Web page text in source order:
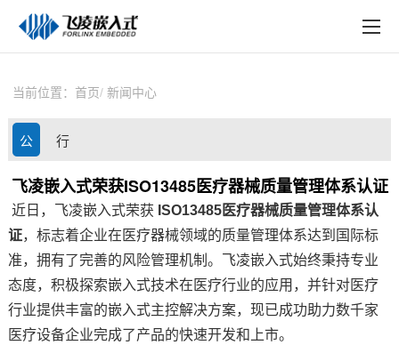
技术与支持
在线文档
方案定制
天猫商城
在线购买
当前位置： 首页 新闻中心
公
司
动
态
行
业
资
讯
飞凌嵌入式荣获ISO13485医疗器械质量管理体系认证
近日，飞凌嵌入式荣获 ISO13485医疗器械质量管理体系认
证，标志着企业在医疗器械领域的质量管理体系达到国际标
准，拥有了完善的风险管理机制。 飞凌嵌入式始终秉持专业
态度，积极探索嵌入式技术在医疗行业的应用，并针对医疗
行业提供丰富的嵌入式主控解决方案，现已成功助力数千家
医疗设备企业完成了产品的快速开发和上市。